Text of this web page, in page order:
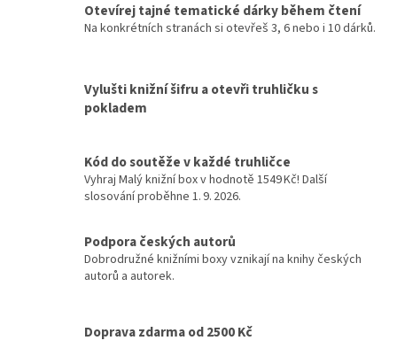
Otevírej tajné tematické dárky během čtení
Na konkrétních stranách si otevřeš 3, 6 nebo i 10 dárků.
Vylušti knižní šifru a otevři truhličku s
pokladem
Kód do soutěže v každé truhličce
Vyhraj Malý knižní box v hodnotě 1549 Kč! Další
slosování proběhne 1. 9. 2026.
Podpora českých autorů
Dobrodružné knižními boxy vznikají na knihy českých
autorů a autorek.
Doprava zdarma od 2500 Kč